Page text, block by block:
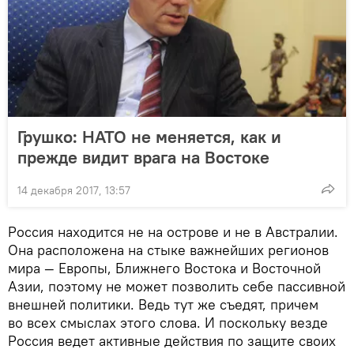
Грушко: НАТО не меняется, как и
прежде видит врага на Востоке
14 декабря 2017, 13:57
Россия находится не на острове и не в Австралии.
Она расположена на стыке важнейших регионов
мира — Европы, Ближнего Востока и Восточной
Азии, поэтому не может позволить себе пассивной
внешней политики. Ведь тут же съедят, причем
во всех смыслах этого слова. И поскольку везде
Россия ведет активные действия по защите своих